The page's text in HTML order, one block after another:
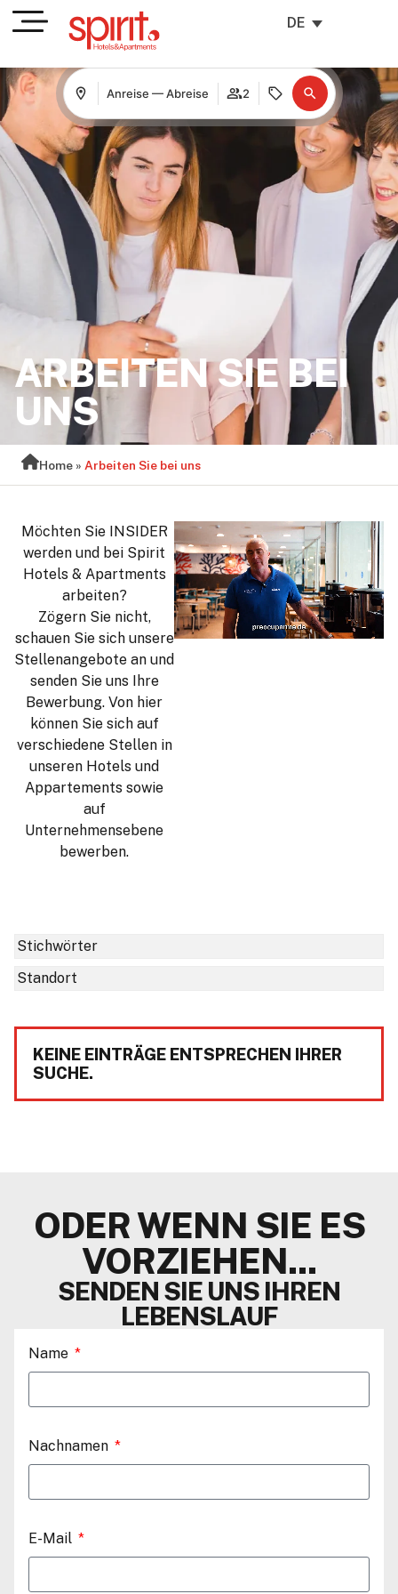
DE
Anreise — Abreise 2
ARBEITEN SIE BEI
UNS
Home » Arbeiten Sie bei uns
Möchten Sie INSIDER
werden und bei Spirit
Hotels & Apartments
arbeiten?
Zögern Sie nicht,
schauen Sie sich unsere
Stellenangebote an und
senden Sie uns Ihre
Bewerbung. Von hier
können Sie sich auf
verschiedene Stellen in
unseren Hotels und
Appartements sowie
auf
Unternehmensebene
bewerben.
KEINE EINTRÄGE ENTSPRECHEN IHRER
SUCHE.
ODER WENN SIE ES
VORZIEHEN...
SENDEN SIE UNS IHREN
LEBENSLAUF
Name
Nachnamen
E-Mail